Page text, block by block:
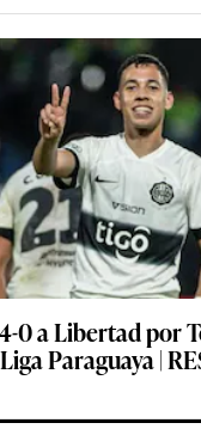
0 a Libertad por
Paraguaya |